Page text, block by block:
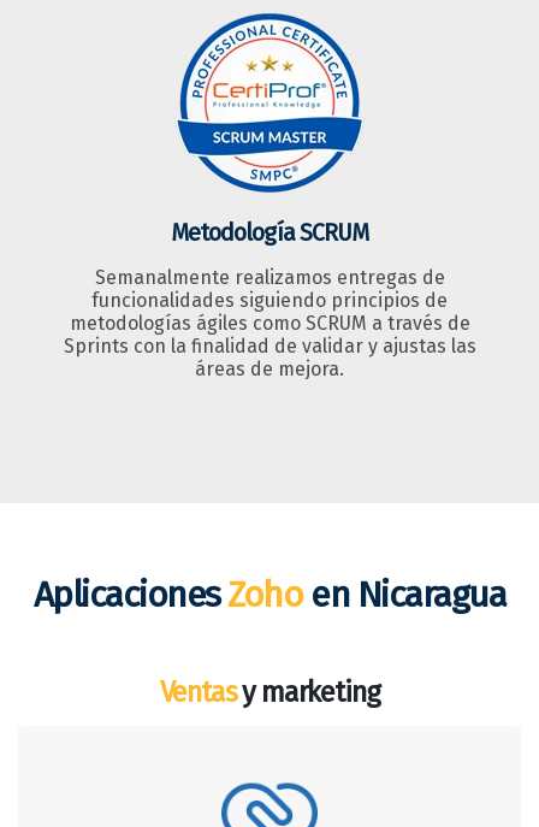
Metodología SCRUM
Semanalmente realizamos entregas de
funcionalidades siguiendo principios de
metodologías ágiles como SCRUM a través de
Sprints con la finalidad de validar y ajustas las
áreas de mejora.
AplicacionesZohoen Nicaragua
Ventasy marketing